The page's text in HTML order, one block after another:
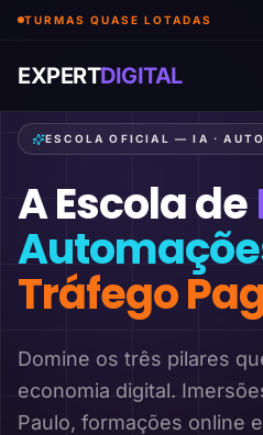
TURMAS QUASE LOTADAS
EXPERTDIGITAL
ESCOLA OFICIAL — IA ·
A Escola de
Tráfego
Domine os três pilares
economia digital.
Paulo, formações online